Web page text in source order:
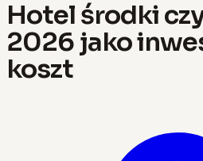
Hotel środki
2026 jako
koszt